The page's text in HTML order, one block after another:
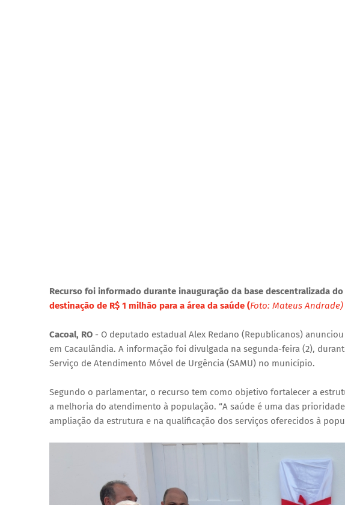
Recurso foi informado durante inauguração da base descentralizada
destinação de R$ 1 milhão para a área da saúde (Foto: Mateus Andrade)
Cacoal, RO - O deputado estadual Alex Redano (Republicanos)
em Cacaulândia. A informação foi divulgada na segunda-feira (2),
Serviço de Atendimento Móvel de Urgência (SAMU) no município.
Segundo o parlamentar, o recurso tem como objetivo fortalecer a
a melhoria do atendimento à população. “A saúde é uma das
ampliação da estrutura e na qualificação dos serviços oferecidos à